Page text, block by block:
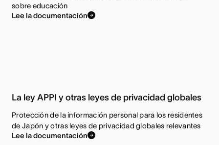
sobre educación
Lee la documentación
La ley APPI y otras leyes de privacidad globales
Protección de la información personal para los residentes
de Japón y otras leyes de privacidad globales relevantes
Lee la documentación